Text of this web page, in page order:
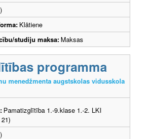
Klātiene
studiju maksa: Maksas
programma
menedžmenta augstskolas vidusskola
Pamatizglītība 1.-9.klase 1.-2. LKI